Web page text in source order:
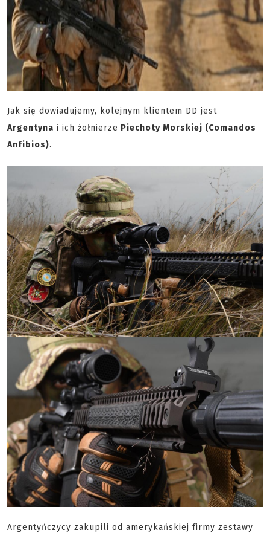
Jak się dowiadujemy, kolejnym klientem DD jest
Argentyna i ich żołnierze Piechoty Morskiej (Comandos
Anfibios).
Argentyńczycy zakupili od amerykańskiej firmy zestawy